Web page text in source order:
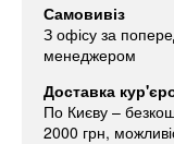
Самовивіз
З офісу за
менеджером
Доставка
По Києву –
2000 грн,